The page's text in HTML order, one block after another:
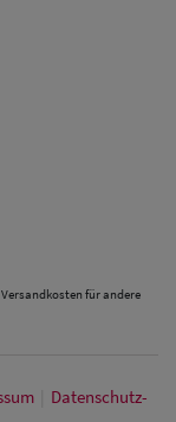
für andere
Daten­schutz­